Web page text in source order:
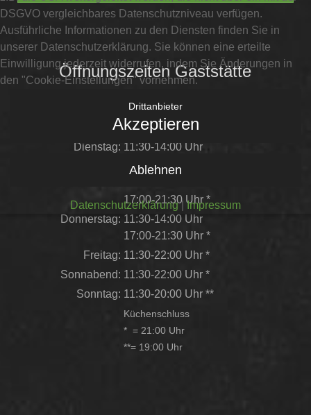
Öffnungszeiten Gaststätte
geschlossen
Montag: Ruhetag
Dienstag: 11:30-14:00 Uhr
17:00-21:30 Uhr *
17:00-21:30 Uhr *
Donnerstag: 11:30-14:00 Uhr
17:00-21:30 Uhr *
Freitag: 11:30-22:00 Uhr *
Sonnabend: 11:30-22:00 Uhr *
Sonntag: 11:30-20:00 Uhr **
Küchenschluss
* = 21:00 Uhr
**= 19:00 Uhr
DSGVO vergleichbares Datenschutzniveau verfügen.
Ausführliche Informationen zu den Diensten finden Sie in
unserer Datenschutzerklärung. Sie können eine erteilte
Einwilligung jederzeit widerrufen, indem Sie Änderungen in
den "Cookie-Einstellungen" vornehmen.
Drittanbieter
Akzeptieren
Ablehnen
Datenschutzerklärung|Impressum